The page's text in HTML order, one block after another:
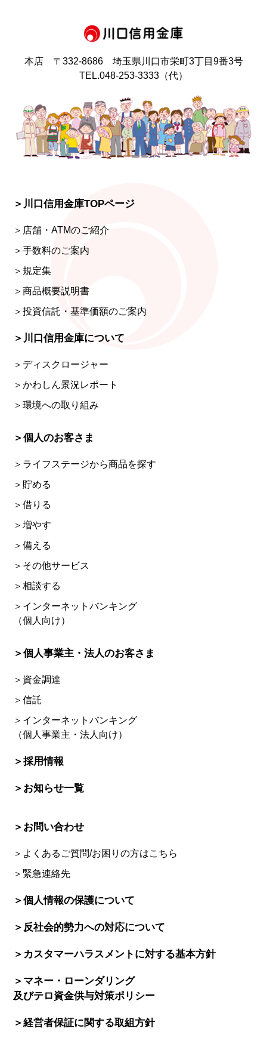
本店 〒332-8686 埼玉県川口市栄町3丁目9番3号
TEL.048-253-3333（代）
＞川口信用金庫TOPページ
＞店舗・ATMのご紹介
＞手数料のご案内
＞規定集
＞商品概要説明書
＞投資信託・基準価額のご案内
＞川口信用金庫について
＞ディスクロージャー
＞かわしん景況レポート
＞環境への取り組み
＞個人のお客さま
＞ライフステージから商品を探す
＞貯める
＞借りる
＞増やす
＞備える
＞その他サービス
＞相談する
＞インターネットバンキング
（個人向け）
＞個人事業主・法人のお客さま
＞資金調達
＞信託
＞インターネットバンキング
（個人事業主・法人向け）
＞採用情報
＞お知らせ一覧
＞お問い合わせ
＞よくあるご質問/お困りの方はこちら
＞緊急連絡先
＞個人情報の保護について
＞反社会的勢力への対応について
＞カスタマーハラスメントに対する基本方針
＞マネー・ローンダリング
及びテロ資金供与対策ポリシー
＞経営者保証に関する取組方針